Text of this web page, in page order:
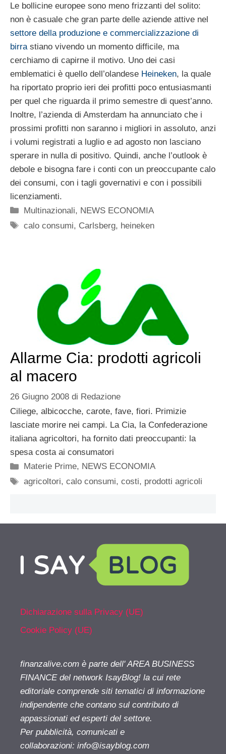
Le bollicine europee sono meno frizzanti del solito:
non è casuale che gran parte delle aziende attive nel
settore della produzione e commercializzazione di
birrastiano vivendo un momento difficile, ma
cerchiamo di capirne il motivo. Uno dei casi
emblematici è quello dell’olandese Heineken, la quale
ha riportato proprio ieri dei profitti poco entusiasmanti
per quel che riguarda il primo semestre di quest’anno.
Inoltre, l’azienda di Amsterdam ha annunciato che i
prossimi profitti non saranno i migliori in assoluto, anzi
i volumi registrati a luglio e ad agosto non lasciano
sperare in nulla di positivo. Quindi, anche l’outlook è
debole e bisogna fare i conti con un preoccupante calo
dei consumi, con i tagli governativi e con i possibili
licenziamenti.
Categorie
Multinazionali, NEWS ECONOMIA
Tag
calo consumi, Carlsberg, heineken
Allarme Cia: prodotti agricoli
al macero
26 Giugno 2008 di Redazione
Ciliege, albicocche, carote, fave, fiori. Primizie
lasciate morire nei campi. La Cia, la Confederazione
italiana agricoltori, ha fornito dati preoccupanti: la
spesa costa ai consumatori
Categorie
Materie Prime, NEWS ECONOMIA
Tag
agricoltori,calo consumi,costi, prodotti agricoli
Dichiarazione sulla Privacy (UE)
Cookie Policy (UE)
finanzalive.com è parte dell' AREA BUSINESS
FINANCE del network IsayBlog! la cui rete
editoriale comprende siti tematici di informazione
indipendente che contano sul contributo di
appassionati ed esperti del settore.
Per pubblicità, comunicati e
collaborazioni: info@isayblog.com